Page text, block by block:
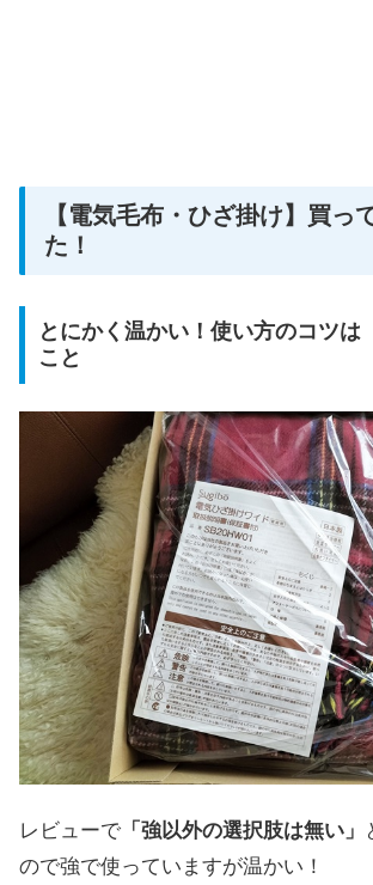
【電気毛布・ひざ掛け】買っ
た！
とにかく温かい！使い方のコツは
こと
レビューで 「強以外の選択肢は無い」
ので強で使っていますが温かい！